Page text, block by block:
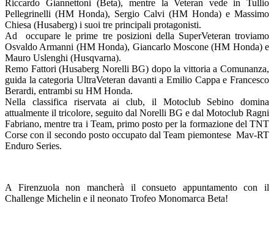
Riccardo Giannettoni (Beta), mentre la Veteran vede in Tullio
Pellegrinelli (HM Honda), Sergio Calvi (HM Honda) e Massimo
Chiesa (Husaberg) i suoi tre principali protagonisti.
Ad occupare le prime tre posizioni della SuperVeteran troviamo
Osvaldo Armanni (HM Honda), Giancarlo Moscone (HM Honda) e
Mauro Uslenghi (Husqvarna).
Remo Fattori (Husaberg Norelli BG) dopo la vittoria a Comunanza,
guida la categoria UltraVeteran davanti a Emilio Cappa e Francesco
Berardi, entrambi su HM Honda.
Nella classifica riservata ai club, il Motoclub Sebino domina
attualmente il tricolore, seguito dal Norelli BG e dal Motoclub Ragni
Fabriano, mentre tra i Team, primo posto per la formazione del TNT
Corse con il secondo posto occupato dal Team piemontese Mav-RT
Enduro Series.
A Firenzuola non mancherà il consueto appuntamento con il
Challenge Michelin e il neonato Trofeo Monomarca Beta!